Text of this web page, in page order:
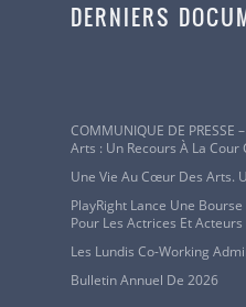
DERNIERS
COMMUNIQUE DE PRESSE – Pension Des Travailleur.euses Des
Arts : Un Recours À La
Une Vie Au Cœur Des Arts.
PlayRight Lance Une Bourse De Développement International
Pour Les Actrices Et Acteurs
Les Lundis Co-Working
Bulletin Annuel De 2026